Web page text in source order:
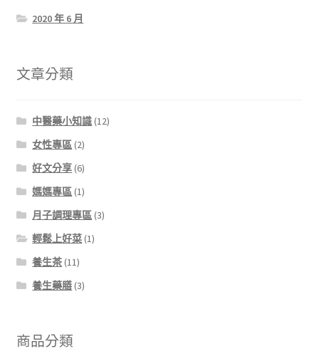
2020 年 6 月
文章分類
中醫藥小知識 (12)
女性專區 (2)
好文分享 (6)
媽媽專區 (1)
月子調理專區 (3)
輕鬆上好菜 (1)
養生茶 (11)
養生藥膳 (3)
商品分類